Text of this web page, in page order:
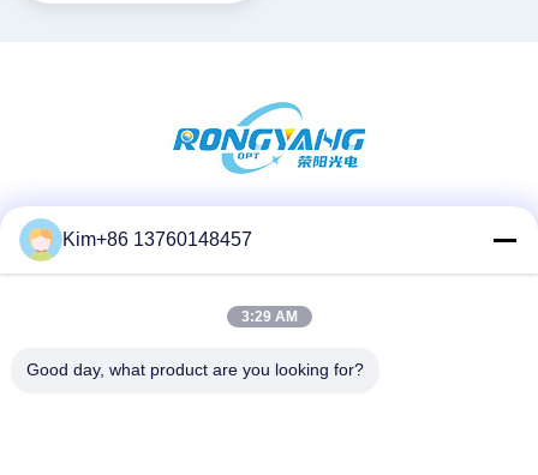
Soziale Medien
Kim+86 13760148457
3:29 AM
Good day, what product are you looking for?